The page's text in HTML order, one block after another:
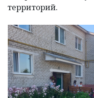
территорий.